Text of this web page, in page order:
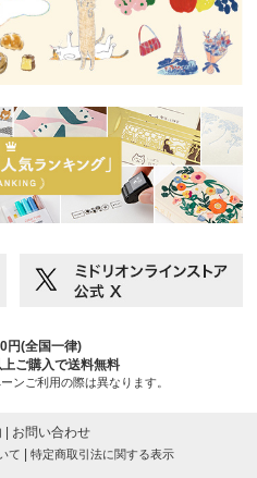
円(全国一律)
ご購入で送料無料
ンご利用の際は異なります。
| お問い合わせ
て | 特定商取引法に関する表示